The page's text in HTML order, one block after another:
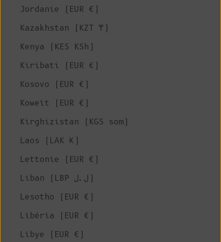
Jordanie (EUR €)
Kazakhstan (KZT ₸)
Kenya (KES KSh)
Kiribati (EUR €)
Kosovo (EUR €)
Koweït (EUR €)
Kirghizistan (KGS som)
Laos (LAK ₭)
Lettonie (EUR €)
Liban (LBP ل.ل)
Lesotho (EUR €)
Libéria (EUR €)
Libye (EUR €)